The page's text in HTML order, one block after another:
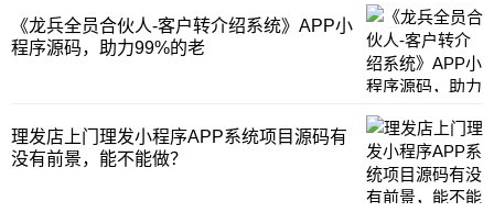
《龙兵全员合伙人-客户转介绍系统》APP小
程序源码，助力99%的老
理发店上门理发小程序APP系统项目源码有
没有前景，能不能做？